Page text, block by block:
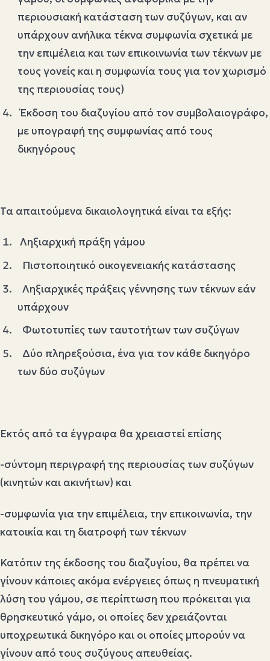
περιουσιακή κατάσταση των συζύγων, και αν
υπάρχουν ανήλικα τέκνα συμφωνία σχετικά με
την επιμέλεια και των επικοινωνία των τέκνων με
τους γονείς και η συμφωνία τους για τον χωρισμό
της περιουσίας τους)
Έκδοση του διαζυγίου από τον συμβολαιογράφο,
με υπογραφή της συμφωνίας από τους
δικηγόρους
Τα απαιτούμενα δικαιολογητικά είναι τα εξής:
Ληξιαρχική πράξη γάμου
Πιστοποιητικό οικογενειακής κατάστασης
Ληξιαρχικές πράξεις γέννησης των τέκνων εάν
υπάρχουν
Φωτοτυπίες των ταυτοτήτων των συζύγων
Δύο πληρεξούσια, ένα για τον κάθε δικηγόρο
των δύο συζύγων
Εκτός από τα έγγραφα θα χρειαστεί επίσης
-σύντομη περιγραφή της περιουσίας των συζύγων
(κινητών και ακινήτων) και
-συμφωνία για την επιμέλεια, την επικοινωνία, την
κατοικία και τη διατροφή των τέκνων
Κατόπιν της έκδοσης του διαζυγίου, θα πρέπει να
γίνουν κάποιες ακόμα ενέργειες όπως η πνευματική
λύση του γάμου, σε περίπτωση που πρόκειται για
θρησκευτικό γάμο, οι οποίες δεν χρειάζονται
υποχρεωτικά δικηγόρο και οι οποίες μπορούν να
γίνουν από τους συζύγους απευθείας.